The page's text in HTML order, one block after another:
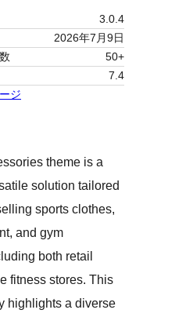
3.0.4
2026年7月9日
50+
7.4
ジ
theme is a
solution tailored
sports clothes,
and gym
both retail
fitness stores. This
highlights a diverse